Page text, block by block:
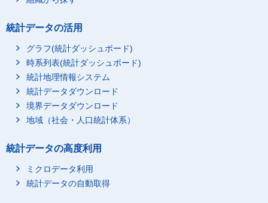
統計データの活用
グラフ(統計ダッシュボード)
時系列表(統計ダッシュボード)
統計地理情報システム
統計データダウンロード
境界データダウンロード
地域（社会・人口統計体系）
統計データの高度利用
ミクロデータ利用
統計データの自動取得